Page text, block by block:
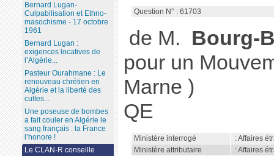
Question N° : 61703
de M. Bourg-
pour un
Marne )
QE
Ministère interrogé
: Affaires
Ministère attributaire
: Affaires
Bernard Lugan-
Culpabilisation et Ethno-
masochisme - 17 octobre
1961
Bernard Lugan :
exigences locatives de
l’Algérie...
Pasteur Ourahmane : Le
renouveau chrétien en
Algérie et la liberté des
cultes...
Une poseuse de bombes
a fait couler en Algérie le
sang français : la France
l’honore !
Le CLAN-R conseille